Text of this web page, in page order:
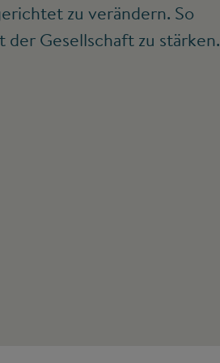
zu verändern. So
Gesellschaft zu stärken.